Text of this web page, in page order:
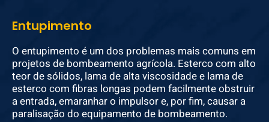
Entupimento
O entupimento é um dos problemas mais comuns em
projetos de bombeamento agrícola. Esterco com alto
teor de sólidos, lama de alta viscosidade e lama de
esterco com fibras longas podem facilmente obstruir
a entrada, emaranhar o impulsor e, por fim, causar a
paralisação do equipamento de bombeamento.